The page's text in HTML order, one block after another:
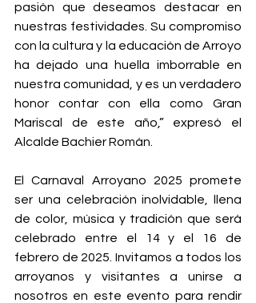
pasión que deseamos destacar en
nuestras festividades. Su compromiso
con la cultura y la educación de Arroyo
ha dejado una huella imborrable en
nuestra comunidad, y es un verdadero
honor contar con ella como Gran
Mariscal de este año,” expresó el
Alcalde Bachier Román.
El Carnaval Arroyano 2025 promete
ser una celebración inolvidable, llena
de color, música y tradición que será
celebrado entre el 14 y el 16 de
febrero de 2025. Invitamos a todos los
arroyanos y visitantes a unirse a
nosotros en este evento para rendir